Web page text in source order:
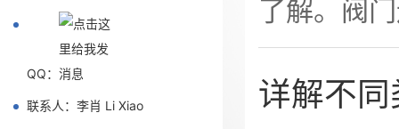
QQ：
联系人：李肖 Li Xiao
阀座、节
了解。阀
详解不